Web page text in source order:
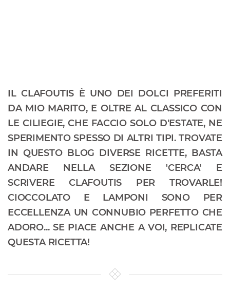
IL CLAFOUTIS È UNO DEI DOLCI PREFERITI
DA MIO MARITO, E OLTRE AL CLASSICO CON
LE CILIEGIE, CHE FACCIO SOLO D'ESTATE, NE
SPERIMENTO SPESSO DI ALTRI TIPI. TROVATE
IN QUESTO BLOG DIVERSE RICETTE, BASTA
ANDARE NELLA SEZIONE 'CERCA' E
SCRIVERE CLAFOUTIS PER TROVARLE!
CIOCCOLATO E LAMPONI SONO PER
ECCELLENZA UN CONNUBIO PERFETTO CHE
ADORO... SE PIACE ANCHE A VOI, REPLICATE
QUESTA RICETTA!